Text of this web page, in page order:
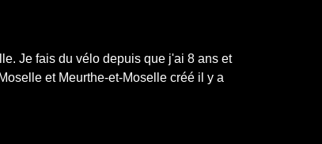
Je fais du vélo depuis que j'ai 8 ans et
et Meurthe-et-Moselle créé il y a